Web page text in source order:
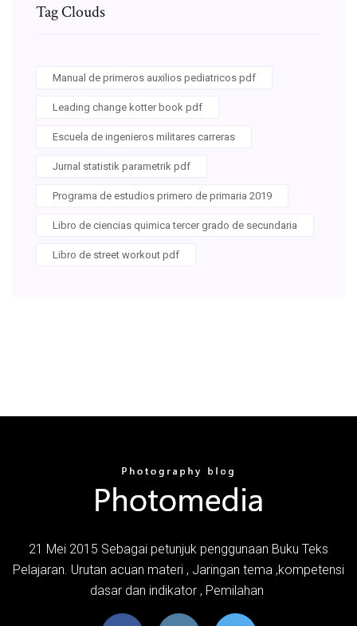
Tag Clouds
Manual de primeros auxilios pediatricos pdf
Leading change kotter book pdf
Escuela de ingenieros militares carreras
Jurnal statistik parametrik pdf
Programa de estudios primero de primaria 2019
Libro de ciencias quimica tercer grado de secundaria
Libro de street workout pdf
21 Mei 2015 Sebagai petunjuk penggunaan Buku Teks
Pelajaran. Urutan acuan materi , Jaringan tema ,kompetensi
dasar dan indikator , Pemilahan